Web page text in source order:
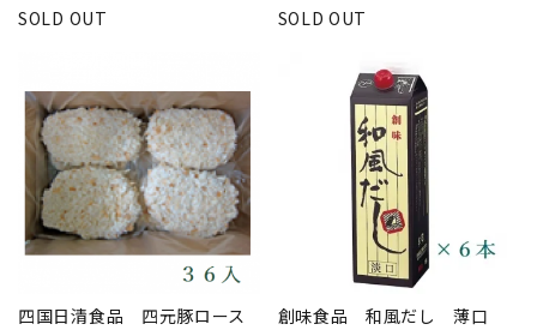
SOLD OUT
SOLD OUT
四国日清食品 四元豚ロース
創味食品 和風だし 薄口